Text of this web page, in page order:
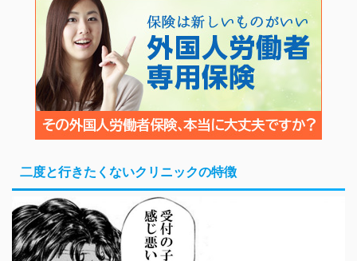
二度と行きたくないクリニックの特徴